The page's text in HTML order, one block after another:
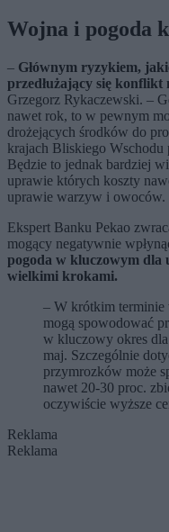
Wojna i pogoda
– Głównym ryzykiem,
przedłużający się konflikt
Grzegorz Rykaczewski. –
nawet rok, to w pewnym
drożejących środków do
krajach Bliskiego Wschodu
Będzie to jednak bardziej
uprawie których koszty
uprawie warzyw i owoców.
Ekspert Banku Pekao
mogący negatywnie
pogoda w kluczowym dla
wielkimi krokami.
– W krótkim
mogą spowodować
w kluczowy okres
maj. Szczególnie
przymrozków może
nawet 20-30 proc.
oczywiście wyższe
Reklama
Reklama